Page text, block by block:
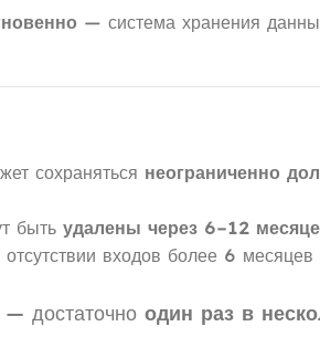
— система хранения
сохраняться неограниченно
быть удалены через 6–12
входов более 6 месяцев
достаточно один раз в